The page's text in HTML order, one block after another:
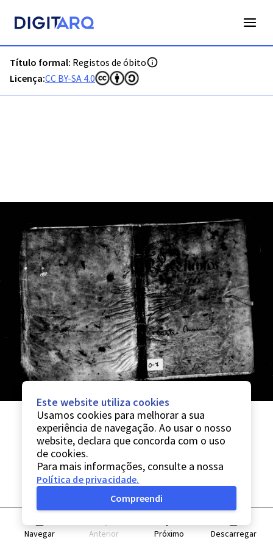
Título formal: Registos de óbito
Licença:CC BY-SA 4.0
Navegar Anterior Próximo Descarregar
Este website utiliza cookies
Usamos cookies para melhorar a sua
experiência de navegação. Ao usar o nosso
website, declara que concorda com o uso
de cookies.
Para mais informações, consulte a nossa
Política de privacidade.
Compreendi